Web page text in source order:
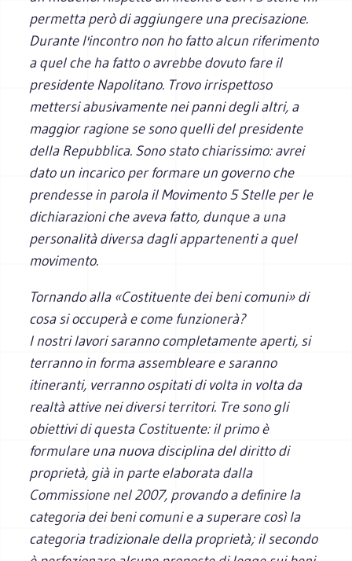
permetta però di aggiungere una precisazione.
Durante l'incontro non ho fatto alcun riferimento
a quel che ha fatto o avrebbe dovuto fare il
presidente Napolitano. Trovo irrispettoso
mettersi abusivamente nei panni degli altri, a
maggior ragione se sono quelli del presidente
della Repubblica. Sono stato chiarissimo: avrei
dato un incarico per formare un governo che
prendesse in parola il Movimento 5 Stelle per le
dichiarazioni che aveva fatto, dunque a una
personalità diversa dagli appartenenti a quel
movimento.
Tornando alla «Costituente dei beni comuni» di
cosa si occuperà e come funzionerà?
I nostri lavori saranno completamente aperti, si
terranno in forma assembleare e saranno
itineranti, verranno ospitati di volta in volta da
realtà attive nei diversi territori. Tre sono gli
obiettivi di questa Costituente: il primo è
formulare una nuova disciplina del diritto di
proprietà, già in parte elaborata dalla
Commissione nel 2007, provando a definire la
categoria dei beni comuni e a superare così la
categoria tradizionale della proprietà; il secondo